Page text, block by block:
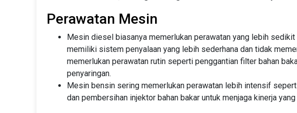
Perawatan Mesin
Mesin diesel biasanya memerlukan perawatan yang lebih
memiliki sistem penyalaan yang lebih sederhana dan tidak
memerlukan perawatan rutin seperti penggantian filter bahan
penyaringan.
Mesin bensin sering memerlukan perawatan lebih intensif
dan pembersihan injektor bahan bakar untuk menjaga kinerja